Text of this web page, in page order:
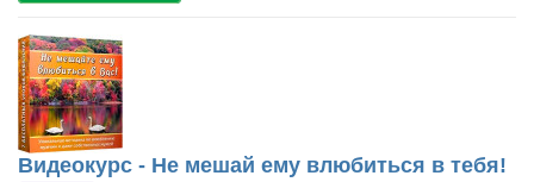
Видеокурс - Не мешай ему влюбиться в тебя!